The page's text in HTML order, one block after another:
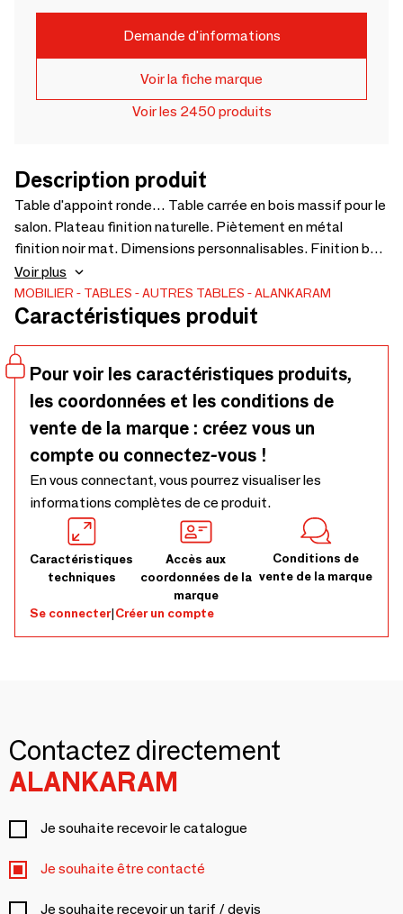
Demande d'informations
Voir la fiche marque
Voir les 2450 produits
Description produit
Table d'appoint ronde… Table carrée en bois massif pour le
salon. Plateau finition naturelle. Piètement en métal
finition noir mat. Dimensions personnalisables. Finition bois
: 500 × 500 × 525 cm.
Voir plus
MOBILIER TABLES AUTRES TABLES ALANKARAM
Caractéristiques produit
Pour voir les caractéristiques produits,
les coordonnées et les conditions de
vente de la marque : créez vous un
compte ou connectez-vous !
En vous connectant, vous pourrez visualiser les
informations complètes de ce produit.
Caractéristiques
techniques
Accès aux
coordonnées de la
marque
Conditions de
vente de la marque
Se connecter|Créer un compte
Contactez directement
ALANKARAM
Je souhaite recevoir le catalogue
Je souhaite être contacté
Je souhaite recevoir un tarif / devis